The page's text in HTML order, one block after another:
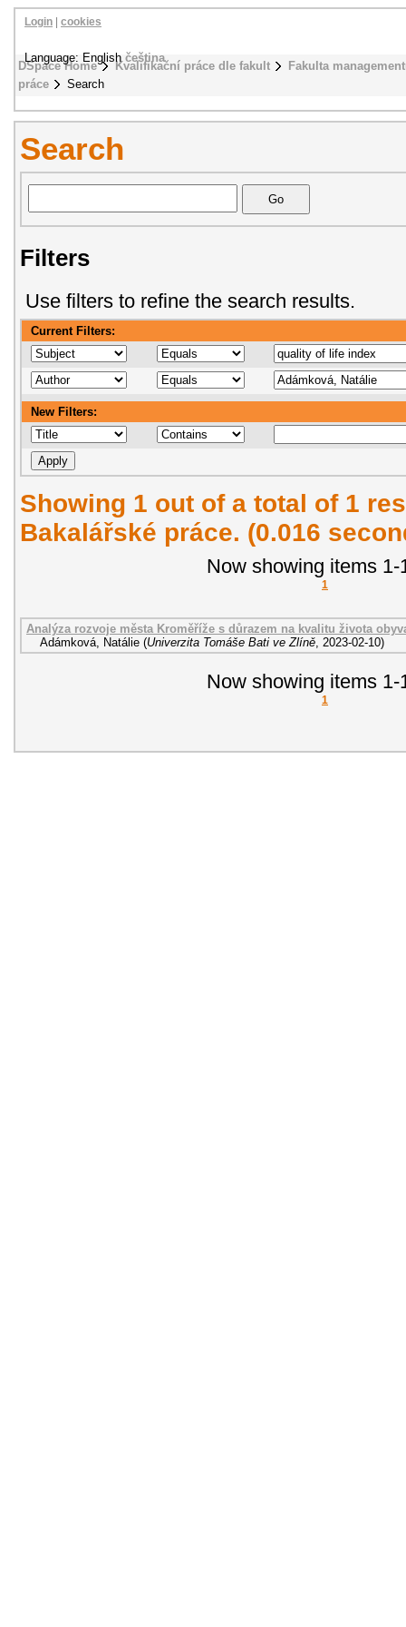
DSpace Home Kvalifikační práce dle fakult
Fakulta
práce
Search
Login cookies
Language: Englishčeština
Search
Filters
Use filters to refine the search results.
Current Filters:
New Filters:
Showing 1 out of a total of 1
Bakalářské práce. (0.016
Now showing items 1-
1
Analýza rozvoje města Kroměříže s důrazem na kvalitu života
Adámková, Natálie (Univerzita Tomáše Bati ve Zlíně, 2023-02-10)
Now showing items 1-
1